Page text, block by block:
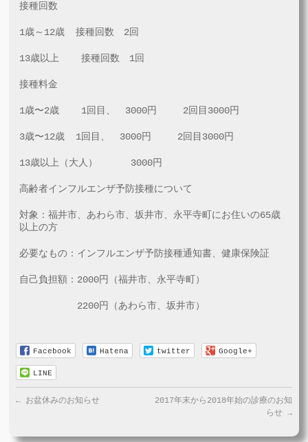
接種回数
1歳～12歳 接種回数 2回
13歳以上 接種回数 1回
接種料金
1歳〜2歳 1回目、 3000円 2回目3000円
3歳〜12歳 1回目、 3000円 2回目3000円
13歳以上（大人） 3000円
高齢者インフルエンザ予防接種について
対象：福井市、あわら市、坂井市、永平寺町にお住いの65歳
以上の方
必要なもの：インフルエンザ予防接種通知書、健康保険証
自己負担額：2000円（福井市、永平寺町）
2200円（あわら市、坂井市）
Facebook Hatena twitter Google+
LINE
← お盆休みのお知らせ
2017年末から2018年始の診療のお知
らせ →